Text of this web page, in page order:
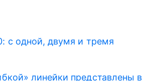
с одной, двумя и тремя
линейки представлены в